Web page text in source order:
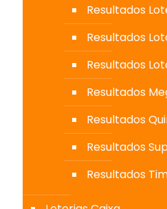
Resultados
Resultados
Resultados
Resultados
Resultados
Resultados
Resultados